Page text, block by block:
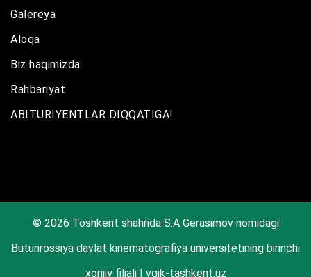
Galereya
Aloqa
Biz haqimizda
Rahbariyat
ABITURIYENTLAR DIQQATIGA!
© 2026 Toshkent shahrida S.A Gerasimov nomidagi
Butunrossiya davlat kinematografiya universitetining birinchi
xorijiy filiali | vgik-tashkent.uz